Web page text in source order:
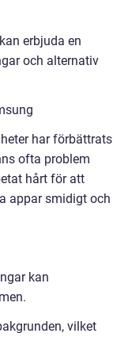
erbjuda en
och alternativ
har förbättrats
ofta problem
hårt för att
appar smidigt och
kan
vilket